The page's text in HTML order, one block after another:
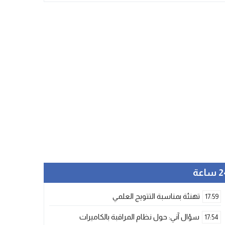
17:59 تهنئة بمناسبة التتويج العلمي
17:54 سؤال آني: حول نظام المراقبة بالكاميرات